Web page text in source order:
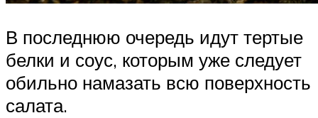
В последнюю очередь идут тертые
белки и соус, которым уже следует
обильно намазать всю поверхность
салата.